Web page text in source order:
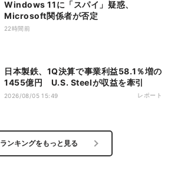
Windows 11に「スパイ」疑惑、
Microsoft関係者が否定
22時間前
日本製鉄、1Q決算で事業利益58.1％増の
1455億円 U.S. Steelが収益を牽引
2026/08/05 15:49 レポート
ランキングをもっと見る